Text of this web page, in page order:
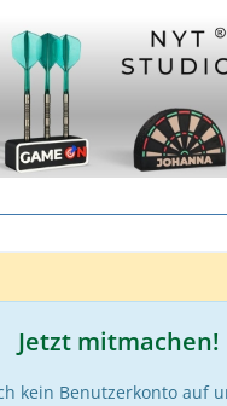
Jetzt mitmachen!
kein Benutzerkonto auf